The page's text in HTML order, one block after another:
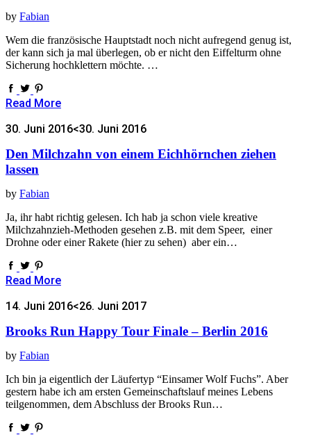
by Fabian
Wem die französische Hauptstadt noch nicht aufregend genug ist,
der kann sich ja mal überlegen, ob er nicht den Eiffelturm ohne
Sicherung hochklettern möchte. …
Read More
30. Juni 2016<30. Juni 2016
Den Milchzahn von einem Eichhörnchen ziehen
lassen
by Fabian
Ja, ihr habt richtig gelesen. Ich hab ja schon viele kreative
Milchzahnzieh-Methoden gesehen z.B. mit dem Speer, einer
Drohne oder einer Rakete (hier zu sehen) aber ein…
Read More
14. Juni 2016<26. Juni 2017
Brooks Run Happy Tour Finale – Berlin 2016
by Fabian
Ich bin ja eigentlich der Läufertyp “Einsamer Wolf Fuchs”. Aber
gestern habe ich am ersten Gemeinschaftslauf meines Lebens
teilgenommen, dem Abschluss der Brooks Run…